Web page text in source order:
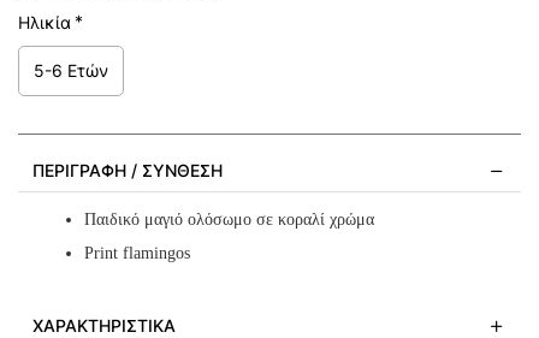
Ηλικία
5-6 Ετών
ΠΕΡΙΓΡΑΦΉ / ΣΎΝΘΕΣΗ
Παιδικό μαγιό ολόσωμο σε κοραλί χρώμα
Print flamingos
ΧΑΡΑΚΤΗΡΙΣΤΙΚΆ